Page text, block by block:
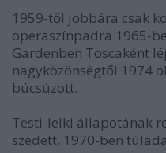
1959-től jobbára csak
operaszínpadra 1965-
Gardenben Toscaként
nagyközönségtől 1974
búcsúzott.
Testi-lelki állapotának
szedett, 1970-ben